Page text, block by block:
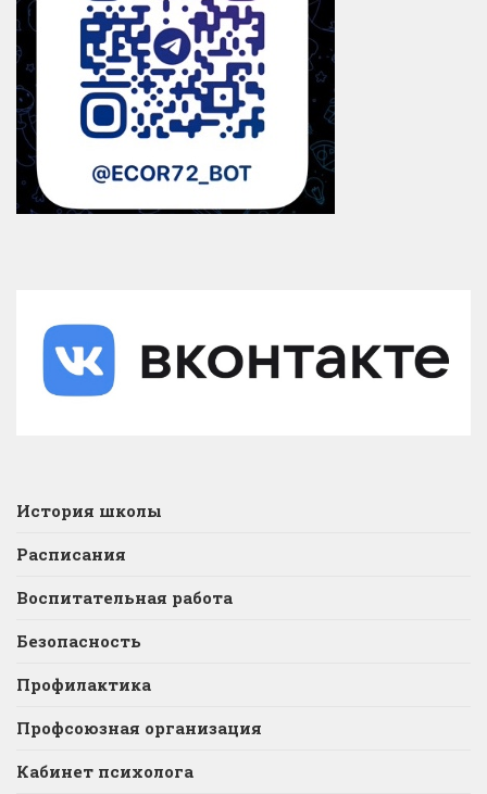
История школы
Расписания
Воспитательная работа
Безопасность
Профилактика
Профсоюзная организация
Кабинет психолога